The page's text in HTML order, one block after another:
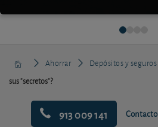
Ahorrar Depósitos y seguros
sus "secretos"?
913 009 141 Contacto